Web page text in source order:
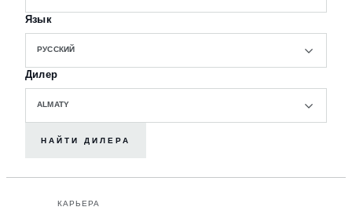
Язык
РУССКИЙ
Дилер
ALMATY
НАЙТИ ДИЛЕРА
КАРЬЕРА